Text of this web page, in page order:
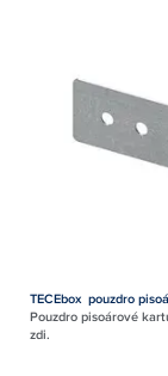
TECEbox pouzdro
Pouzdro pisoárové
zdi.